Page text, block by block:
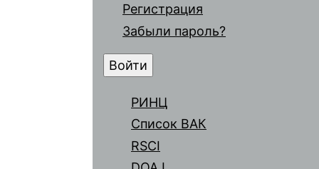
Регистрация
Забыли пароль?
РИНЦ
Список ВАК
RSCI